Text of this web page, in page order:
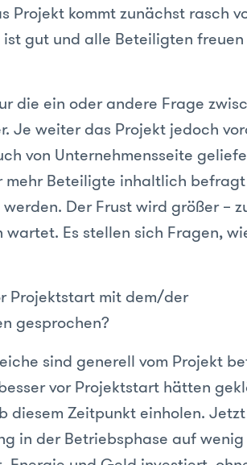
Projekt kommt zunächst rasch
gut und alle Beteiligten
die ein oder andere Frage
Je weiter das Projekt jedoch
von Unternehmensseite
mehr Beteiligte inhaltlich
Der Frust wird größer –
Es stellen sich Fragen,
Projektstart mit dem/der
gesprochen?
sind generell vom Projekt
vor Projektstart hätten
diesem Zeitpunkt einholen.
in der Betriebsphase auf